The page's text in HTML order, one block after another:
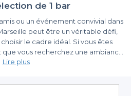
de 1 bar
ou un événement convivial dans
peut être un véritable défi,
le cadre idéal. Si vous êtes
vous recherchez une ambiance
vous amusant, vous êtes au bon
et convivialité, permettant de
tout en savourant quelques
avec Privateaser
Lire plus